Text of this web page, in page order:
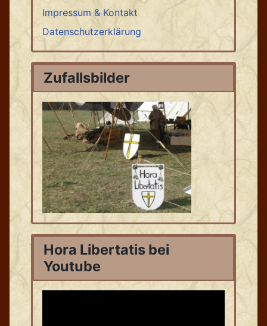
Impressum & Kontakt
Datenschutzerklärung
Zufallsbilder
Hora Libertatis bei
Youtube